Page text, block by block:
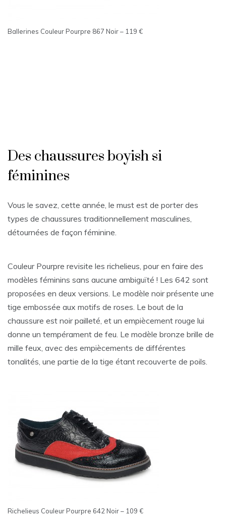
Ballerines Couleur Pourpre 867 Noir – 119 €
Des chaussures boyish si
féminines
Vous le savez, cette année, le must est de porter des
types de chaussures traditionnellement masculines,
détournées de façon féminine.
Couleur Pourpre revisite les richelieus, pour en faire des
modèles féminins sans aucune ambiguïté ! Les 642 sont
proposées en deux versions. Le modèle noir présente une
tige embossée aux motifs de roses. Le bout de la
chaussure est noir pailleté, et un empiècement rouge lui
donne un tempérament de feu. Le modèle bronze brille de
mille feux, avec des empiècements de différentes
tonalités, une partie de la tige étant recouverte de poils.
Richelieus Couleur Pourpre 642 Noir – 109 €